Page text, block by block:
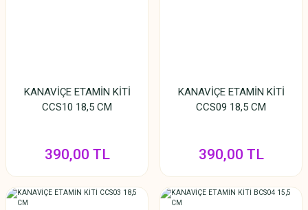
KANAVİÇE ETAMİN KİTİ
CCS10 18,5 CM
390,00 TL
KANAVİÇE ETAMİN KİTİ
CCS09 18,5 CM
390,00 TL